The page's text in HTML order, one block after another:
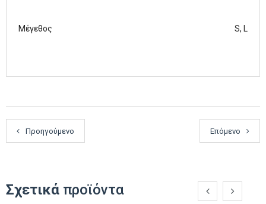
Μέγεθος S, L
Προηγούμενο Επόμενο
Σχετικά προϊόντα